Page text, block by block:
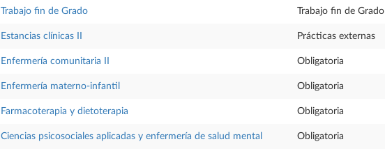
Trabajo fin de Grado Trabajo fin de Grado
Estancias clínicas II Prácticas externas
Enfermería comunitaria II Obligatoria
Enfermería materno-infantil Obligatoria
Farmacoterapia y dietoterapia Obligatoria
Ciencias psicosociales aplicadas y enfermería de salud mental Obligatoria